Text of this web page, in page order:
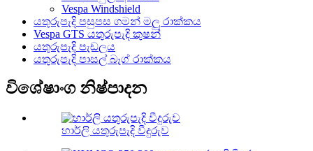
Vespa Windshield
යතුරුපැදි පසුපස ගමන් මලු රාක්කය
Vespa GTS යතුරුපැදි කුෂන්
යතුරුපැදි පැඩලය
යතුරුපැදි පාසල් බෑග් රාක්කය
විශේෂාංග නිෂ්පාදන
හාර්ලි යතුරුපැදි වීදුරුව